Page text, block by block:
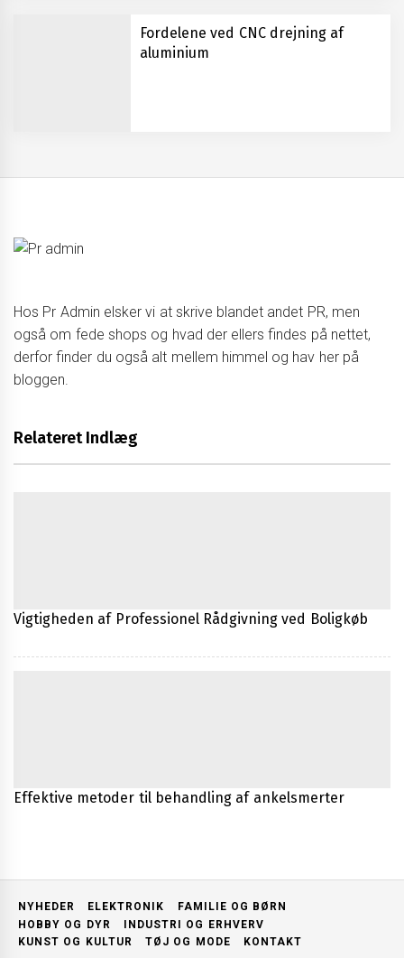
Fordelene ved CNC drejning af
aluminium
Hos Pr Admin elsker vi at skrive blandet andet PR, men
også om fede shops og hvad der ellers findes på nettet,
derfor finder du også alt mellem himmel og hav her på
bloggen.
Relateret Indlæg
Vigtigheden af Professionel Rådgivning ved Boligkøb
Effektive metoder til behandling af ankelsmerter
NYHEDER ELEKTRONIK
FAMILIE OG BØRN
HOBBY OG DYR
INDUSTRI OG ERHVERV
KUNST OG KULTUR
TØJ OG MODE KONTAKT